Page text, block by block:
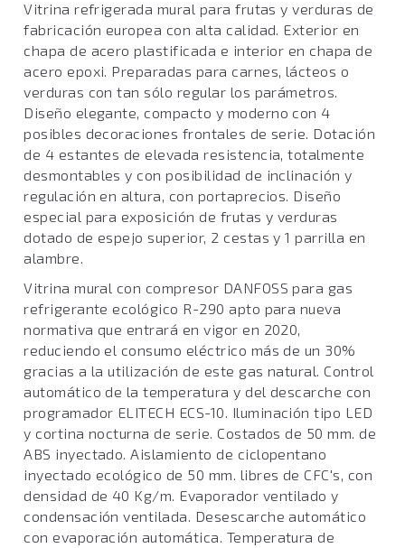
Vitrina refrigerada mural para frutas y verduras de
fabricación europea con alta calidad. Exterior en
chapa de acero plastificada e interior en chapa de
acero epoxi. Preparadas para carnes, lácteos o
verduras con tan sólo regular los parámetros.
Diseño elegante, compacto y moderno con 4
posibles decoraciones frontales de serie. Dotación
de 4 estantes de elevada resistencia, totalmente
desmontables y con posibilidad de inclinación y
regulación en altura, con portaprecios. Diseño
especial para exposición de frutas y verduras
dotado de espejo superior, 2 cestas y 1 parrilla en
alambre.
Vitrina mural con compresor DANFOSS para gas
refrigerante ecológico R-290 apto para nueva
normativa que entrará en vigor en 2020,
reduciendo el consumo eléctrico más de un 30%
gracias a la utilización de este gas natural. Control
automático de la temperatura y del descarche con
programador ELITECH ECS-10. Iluminación tipo LED
y cortina nocturna de serie. Costados de 50 mm. de
ABS inyectado. Aislamiento de ciclopentano
inyectado ecológico de 50 mm. libres de CFC's, con
densidad de 40 Kg/m. Evaporador ventilado y
condensación ventilada. Desescarche automático
con evaporación automática. Temperatura de